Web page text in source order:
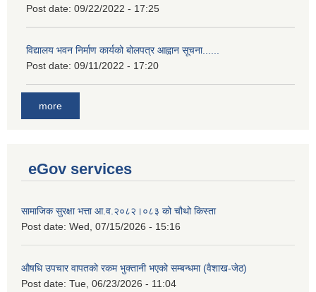
Post date: 09/22/2022 - 17:25
विद्यालय भवन निर्माण कार्यको बोलपत्र आह्वान सूचना......
Post date: 09/11/2022 - 17:20
more
eGov services
सामाजिक सुरक्षा भत्ता आ.व.२०८२।०८३ को चौथो किस्ता
Post date: Wed, 07/15/2026 - 15:16
औषधि उपचार वापतको रकम भुक्तानी भएको सम्बन्धमा (वैशाख-जेठ)
Post date: Tue, 06/23/2026 - 11:04